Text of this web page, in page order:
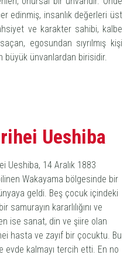
edinmiş, insanlık değerleri üst
ve karakter sahibi, kalbe
egosundan sıyrılmış kişi
büyük ünvanlardan birisidir.
Ueshiba
Ueshiba, 14 Aralık 1883
Wakayama bölgesinde bir
geldi. Beş çocuk içindeki
samurayın kararlılığını ve
ise sanat, din ve şiire olan
hasta ve zayıf bir çocuktu. Bu
evde kalmayı tercih etti. En no